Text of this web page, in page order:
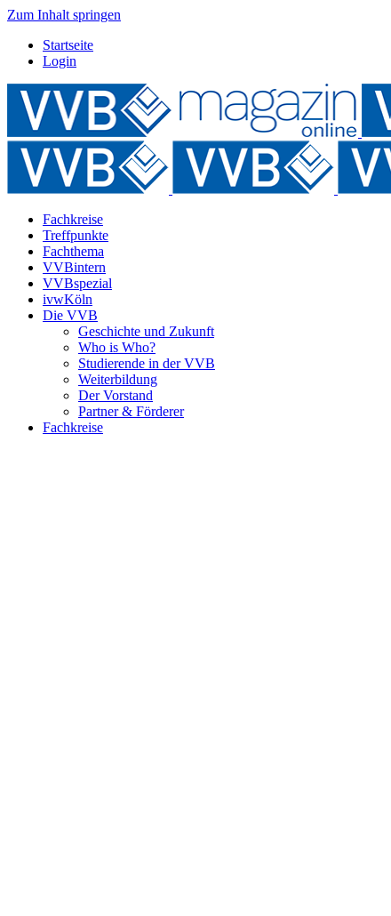
Zum Inhalt springen
Startseite
Login
Fachkreise
Treffpunkte
Fachthema
VVBintern
VVBspezial
ivwKöln
Die VVB
Geschichte und Zukunft
Who is Who?
Studierende in der VVB
Weiterbildung
Der Vorstand
Partner & Förderer
Fachkreise